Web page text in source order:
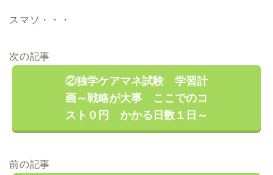
スマソ・・・
次の記事
②独学ケアマネ試験 学習計
画～戦略が大事 ここでのコ
スト０円 かかる日数１日～
前の記事